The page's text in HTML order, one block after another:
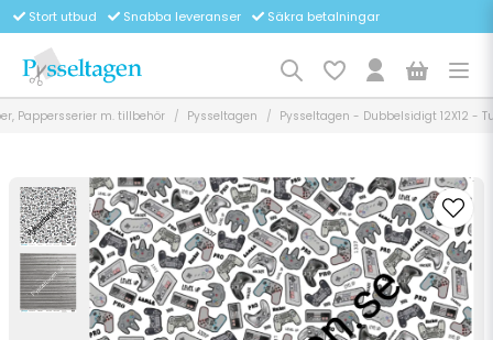
Stort utbud Snabba leveranser Säkra betalningar
Pappersserier m. tillbehör Pysseltagen Pysseltagen - Dubbelsidigt 12X12 -